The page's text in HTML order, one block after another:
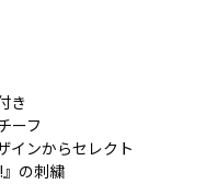
き
ーフ
インからセレクト
』の刺繍